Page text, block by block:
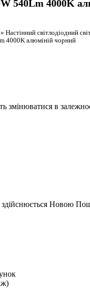
540Lm 4000K
» Настінний світлодіодний
4000K алюміній чорний
змінюватися в
здійснюється Новою